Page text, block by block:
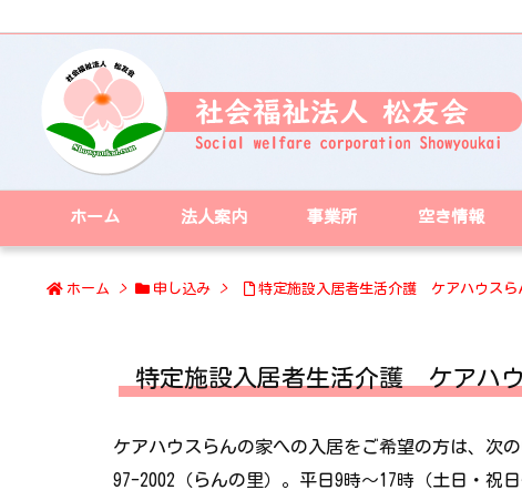
ホーム 法人案内 事業所 空き情報
ホーム > 申し込み > 特定施設入居者生活介護 ケアハウス
特定施設入居者生活介護 ケアハ
ケアハウスらんの家への入居をご希望の方は、次
97-2002（らんの里）。平日9時～17時（土日・祝